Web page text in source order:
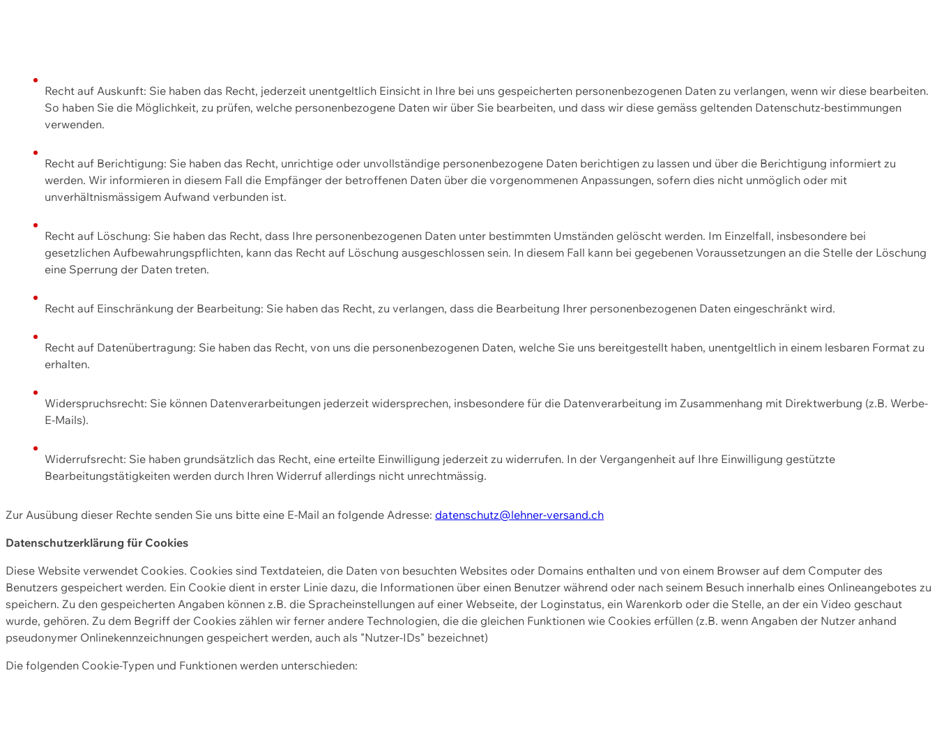
Recht auf Auskunft: Sie haben das Recht, jederzeit unentgeltlich Einsicht in Ihre bei uns gespeicherten personenbezogenen Daten zu verlangen, wenn wir diese bearbeiten.
So haben Sie die Möglichkeit, zu prüfen, welche personenbezogene Daten wir über Sie bearbeiten, und dass wir diese gemäss geltenden Datenschutz-bestimmungen
verwenden.
Recht auf Berichtigung: Sie haben das Recht, unrichtige oder unvollständige personenbezogene Daten berichtigen zu lassen und über die Berichtigung informiert zu
werden. Wir informieren in diesem Fall die Empfänger der betroffenen Daten über die vorgenommenen Anpassungen, sofern dies nicht unmöglich oder mit
unverhältnismässigem Aufwand verbunden ist.
Recht auf Löschung: Sie haben das Recht, dass Ihre personenbezogenen Daten unter bestimmten Umständen gelöscht werden. Im Einzelfall, insbesondere bei
gesetzlichen Aufbewahrungspflichten, kann das Recht auf Löschung ausgeschlossen sein. In diesem Fall kann bei gegebenen Voraussetzungen an die Stelle der Löschung
eine Sperrung der Daten treten.
Recht auf Einschränkung der Bearbeitung: Sie haben das Recht, zu verlangen, dass die Bearbeitung Ihrer personenbezogenen Daten eingeschränkt wird.
Recht auf Datenübertragung: Sie haben das Recht, von uns die personenbezogenen Daten, welche Sie uns bereitgestellt haben, unentgeltlich in einem lesbaren Format zu
erhalten.
Widerspruchsrecht: Sie können Datenverarbeitungen jederzeit widersprechen, insbesondere für die Datenverarbeitung im Zusammenhang mit Direktwerbung (z.B. Werbe-
E-Mails).
Widerrufsrecht: Sie haben grundsätzlich das Recht, eine erteilte Einwilligung jederzeit zu widerrufen. In der Vergangenheit auf Ihre Einwilligung gestützte
Bearbeitungstätigkeiten werden durch Ihren Widerruf allerdings nicht unrechtmässig.
Zur Ausübung dieser Rechte senden Sie uns bitte eine E-Mail an folgende Adresse: datenschutz@lehner-versand.ch
Datenschutzerklärung für Cookies
Diese Website verwendet Cookies. Cookies sind Textdateien, die Daten von besuchten Websites oder Domains enthalten und von einem Browser auf dem Computer des
Benutzers gespeichert werden. Ein Cookie dient in erster Linie dazu, die Informationen über einen Benutzer während oder nach seinem Besuch innerhalb eines Onlineangebotes zu
speichern. Zu den gespeicherten Angaben können z.B. die Spracheinstellungen auf einer Webseite, der Loginstatus, ein Warenkorb oder die Stelle, an der ein Video geschaut
wurde, gehören. Zu dem Begriff der Cookies zählen wir ferner andere Technologien, die die gleichen Funktionen wie Cookies erfüllen (z.B. wenn Angaben der Nutzer anhand
pseudonymer Onlinekennzeichnungen gespeichert werden, auch als "Nutzer-IDs" bezeichnet)
Die folgenden Cookie-Typen und Funktionen werden unterschieden: